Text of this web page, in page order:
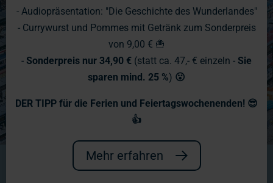
- Audiopräsentation: "Die Geschichte des Wunderlandes"
- Currywurst und Pommes mit Getränk zum Sonderpreis
von 9,00 € 🍟
- Sonderpreis nur 34,90 € (statt ca. 47,- € einzeln - Sie
sparen mind. 25 %) 😮
DER TIPP für die Ferien und Feiertagswochenenden! 😎
👍
Mehr erfahren